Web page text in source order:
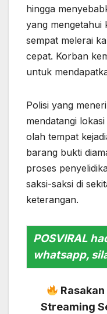
hingga
yang mengetahui
sempat melerai
cepat. Korban
untuk
Polisi yang
mendatangi
olah tempat
barang bukti
proses
saksi-saksi di
keterangan.
POSVIRAL
whatsapp,
Streaming